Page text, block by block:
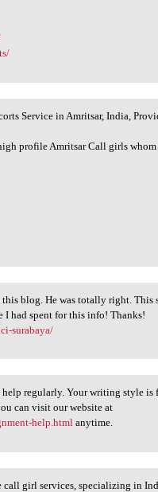
Service in Amritsar, India,
profile Amritsar Call girls whom
blog. He was totally right. This
I had spent for this info! Thanks!
surabaya/
help regularly. Your writing style
can visit our website at
help.htmlanytime.
girl services, specializing in